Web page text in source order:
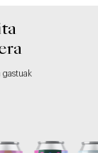
gastuak